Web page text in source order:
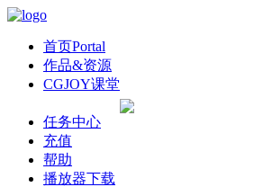
首页Portal
作品&资源
CGJOY课堂
任务中心
充值
帮助
播放器下载